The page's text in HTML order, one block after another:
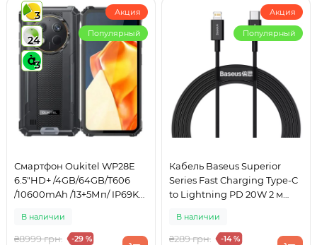
3
24
3
Акция
Популярный
Смартфон Oukitel WP28E
6.5"HD+ /4GB/64GB/T606
/10600mAh /13+5Мп/ IP69K
В наличии
₴8999 грн. -29 %
Акция
Популярный
Кабель Baseus Superior
Series Fast Charging Type-C
to Lightning PD 20W 2 м
В наличии
₴289 грн. -14 %